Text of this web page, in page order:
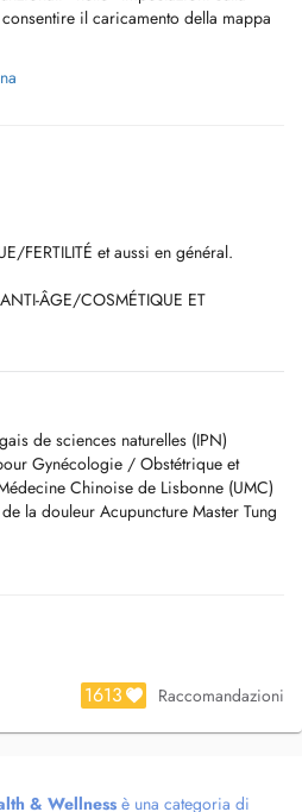
il caricamento della mappa
FERTILITÉ et aussi en général.
ÂGE/COSMÉTIQUE ET
80% DU COÛT DES
traitements complémentaires avec
une approche intégrative de la
sont modifiables, annulables sur
jusqu'à 48 heures avant votre rendez-
NE REMPLACENT
LE DIAGNOSTIC OU LE SUIVI
AND COSMETICS
de sciences naturelles (IPN)
Gynécologie / Obstétrique et
Chinoise de Lisbonne (UMC)
la douleur Acupuncture Master Tung
1613 Raccomandazioni
& Wellness è una categoria di